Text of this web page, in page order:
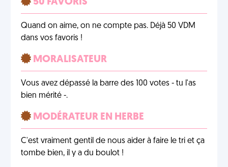
50 FAVORIS
Quand on aime, on ne compte pas. Déjà 50 VDM
dans vos favoris !
MORALISATEUR
Vous avez dépassé la barre des 100 votes - tu l'as
bien mérité -.
MODÉRATEUR EN HERBE
C'est vraiment gentil de nous aider à faire le tri et ça
tombe bien, il y a du boulot !